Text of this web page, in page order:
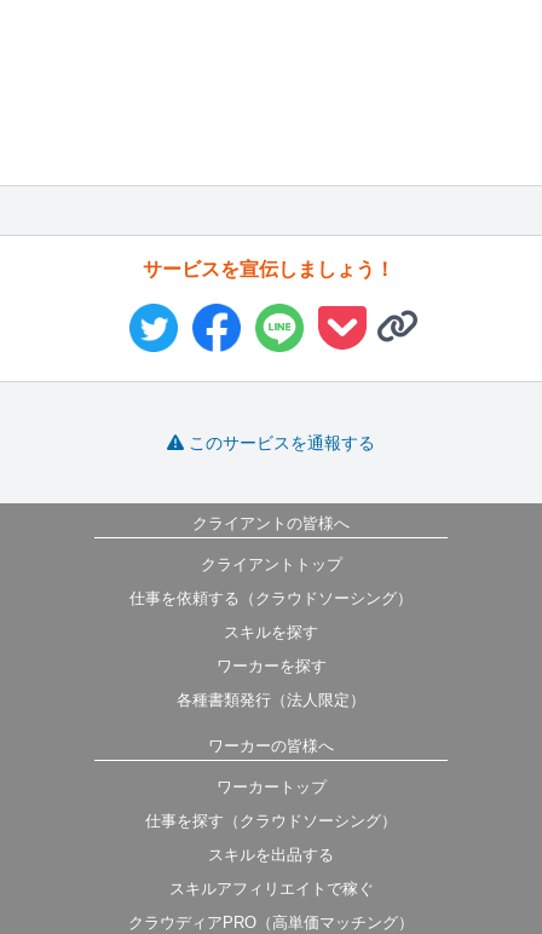
サービスを宣伝しましょう！
このサービスを通報する
クライアントの皆様へ
クライアントトップ
仕事を依頼する（クラウドソーシング）
スキルを探す
ワーカーを探す
各種書類発行（法人限定）
ワーカーの皆様へ
ワーカートップ
仕事を探す（クラウドソーシング）
スキルを出品する
スキルアフィリエイトで稼ぐ
クラウディアPRO（高単価マッチング）